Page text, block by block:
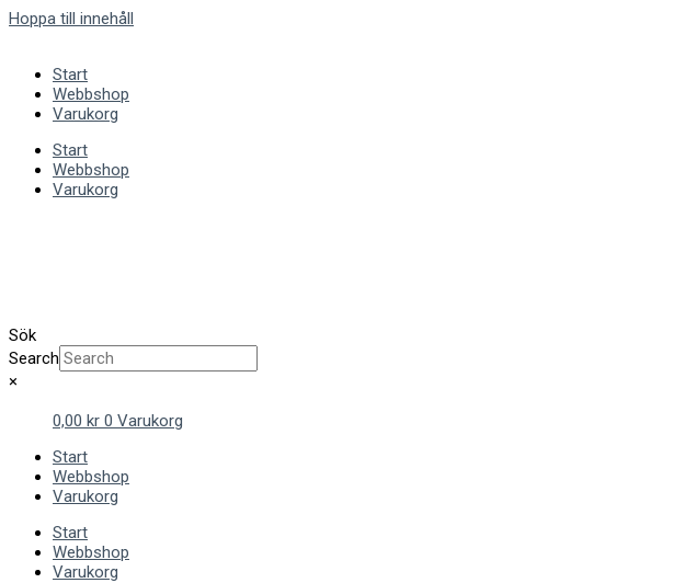
Hoppa till innehåll
Start
Webbshop
Varukorg
Start
Webbshop
Varukorg
Sök
Search
×
0,00 kr 0 Varukorg
Start
Webbshop
Varukorg
Start
Webbshop
Varukorg